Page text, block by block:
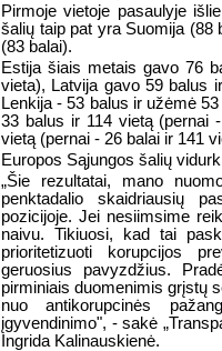
Pirmoje vietoje pasaulyje
šalių taip pat yra Suomija (88
(83 balai).
Estija šiais metais gavo 76
vieta), Latvija gavo 59 balus
Lenkija - 53 balus ir užėmė
33 balus ir 114 vietą (pernai
vietą (pernai - 26 balai ir 141
Europos Sąjungos šalių
„Šie rezultatai, mano
penktadalio skaidriausių
pozicijoje. Jei nesiimsime
naivu. Tikiuosi, kad tai
prioritetizuoti korupcijos
geruosius pavyzdžius.
pirminiais duomenimis grįstų
nuo antikorupcinės
įgyvendinimo", - sakė
Ingrida Kalinauskienė.